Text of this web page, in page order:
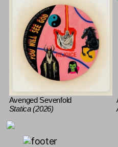
Avenged Sevenfold
Statica (2026)